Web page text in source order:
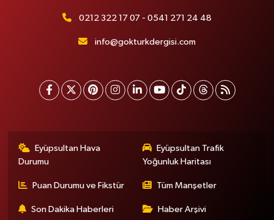
0212 322 17 07 - 0541 271 24 48
info@gokturkdergisi.com
Eyüpsultan Hava
Durumu
Eyüpsultan Trafik
Yoğunluk Haritası
Puan Durumu ve Fikstür Tüm Manşetler
Son Dakika Haberleri Haber Arşivi